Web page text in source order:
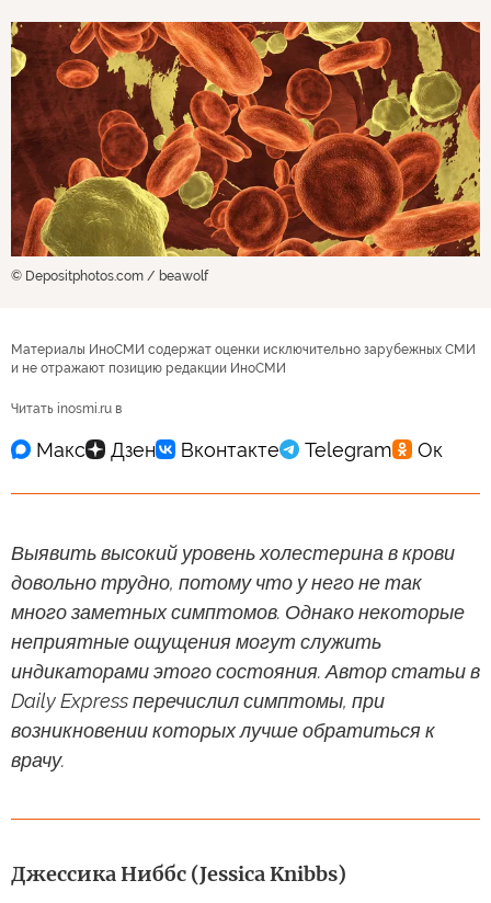
© Depositphotos.com / beawolf
Материалы ИноСМИ содержат оценки исключительно зарубежных СМИ
и не отражают позицию редакции ИноСМИ
Читать inosmi.ru в
Выявить высокий уровень холестерина в крови
довольно трудно, потому что у него не так
много заметных симптомов. Однако некоторые
неприятные ощущения могут служить
индикаторами этого состояния. Автор статьи в
Daily Express перечислил симптомы, при
возникновении которых лучше обратиться к
врачу.
Джессика Ниббс (Jessica Knibbs)